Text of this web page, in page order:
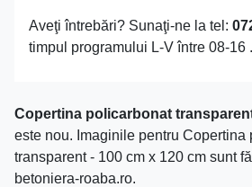
Aveţi întrebări? Sunaţi-ne la tel:
timpul programului L-V între 08-16 .
Copertina policarbonat
este nou. Imaginile pentru Copertina
transparent - 100 cm x 120 cm sunt
betoniera-roaba.ro.